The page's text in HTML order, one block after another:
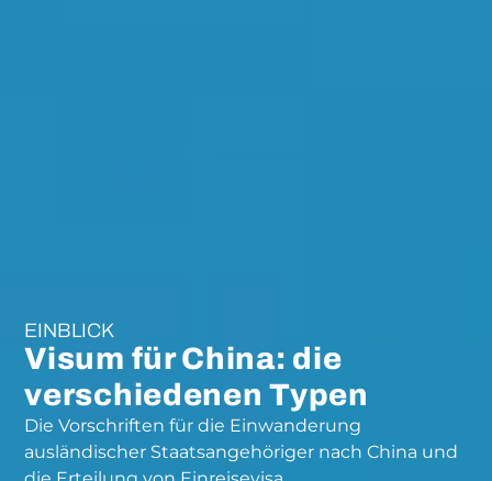
EINBLICK
Visum für China: die
verschiedenen Typen
Die Vorschriften für die Einwanderung
ausländischer Staatsangehöriger nach China und